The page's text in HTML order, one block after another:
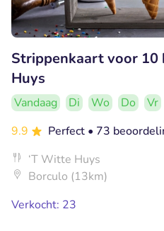
Strippenkaart voor
Huys
Vandaag Di Wo Do
Vr
9.9
Perfect • 73
‘T Witte Huys
Borculo (13km)
Verkocht: 23